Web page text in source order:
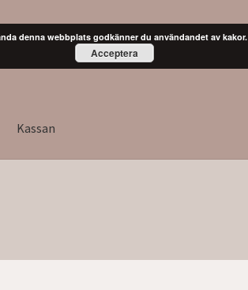
Kassan
denna webbplats godkänner du användandet av kakor.
Acceptera